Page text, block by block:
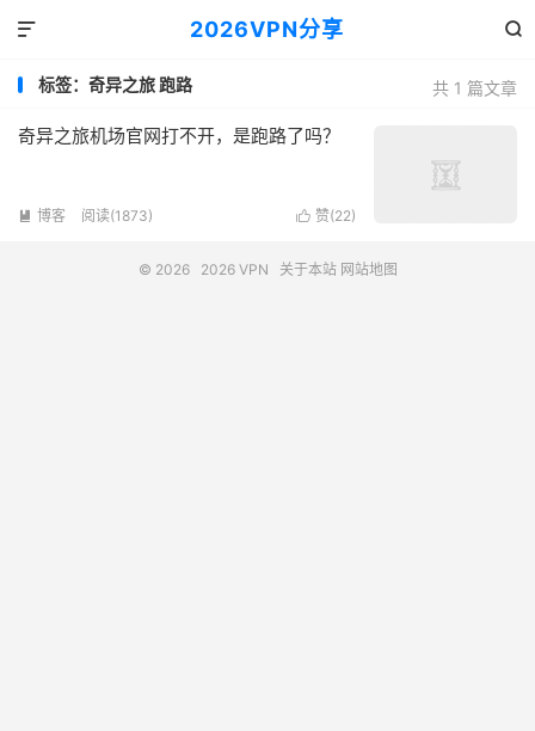
2026VPN分享 

共 1 篇文章
标签：奇异之旅 跑路
奇异之旅机场官网打不开，是跑路了吗？
 赞(22)
 博客 阅读(1873)
© 2026 2026 VPN 关于本站 网站地图